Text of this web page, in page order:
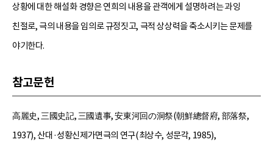
상황에 대한 해설화 경향은 연희의 내용을 관객에게 설명하려는 과잉
친절로, 극의 내용을 임의로 규정짓고, 극적 상상력을 축소시키는 문제를
야기한다.
참고문헌
高麗史, 三國史記, 三國遺事, 安東河回の洞祭(朝鮮總督府, 部落祭,
1937), 산대·성황신제가면극의 연구(최상수, 성문각, 1985),